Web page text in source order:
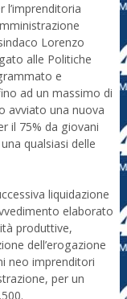
l’imprenditoria
Lorenzo
alle Politiche
e
ad un massimo di
avviato una nuova
il 75% da giovani
qualsiasi delle
liquidazione
elaborato
produttive,
dell’erogazione
neo imprenditori
per un